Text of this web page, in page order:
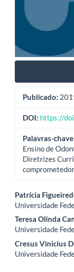
Publicado:
DOI: https://
Palavras-
Ensino de
Diretrizes
do
artigo
principal
Patrícia
Universidade
Teresa Olinda
Universidade
Cresus Vinicius
Universidade